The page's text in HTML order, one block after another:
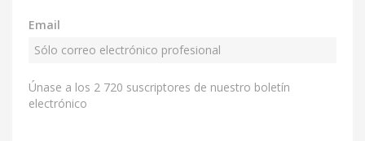
Email
Únase a los 2 720 suscriptores de nuestro boletín
electrónico